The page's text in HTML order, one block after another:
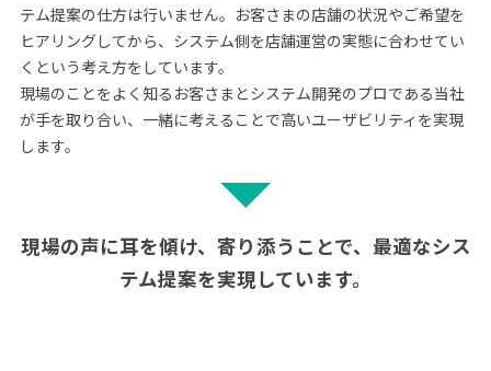
テム提案の仕方は行いません。お客さまの店舗の状況やご希望を
ヒアリングしてから、システム側を店舗運営の実態に合わせてい
くという考え方をしています。
現場のことをよく知るお客さまとシステム開発のプロである当社
が手を取り合い、一緒に考えることで高いユーザビリティを実現
します。
現場の声に耳を傾け、寄り添うことで、最適なシス
テム提案を実現しています。